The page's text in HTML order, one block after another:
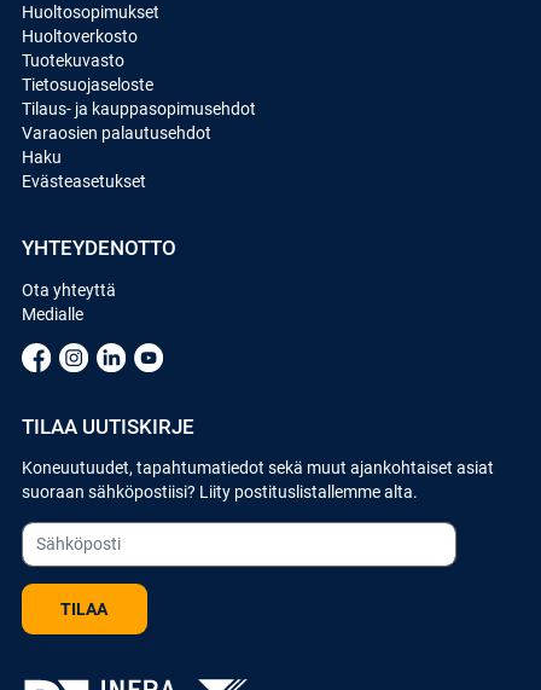
Huoltosopimukset
Huoltoverkosto
Tuotekuvasto
Tietosuojaseloste
Tilaus- ja kauppasopimusehdot
Varaosien palautusehdot
Haku
Evästeasetukset
YHTEYDENOTTO
Ota yhteyttä
Medialle
TILAA UUTISKIRJE
Koneuutuudet, tapahtumatiedot sekä muut ajankohtaiset asiat
suoraan sähköpostiisi? Liity postituslistallemme alta.